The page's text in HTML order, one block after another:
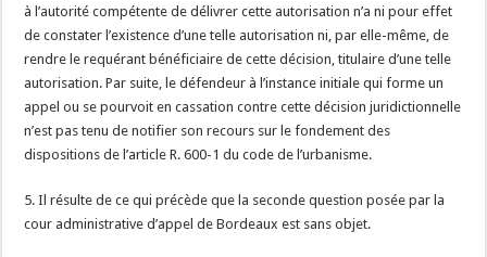
à l’autorité compétente de délivrer cette autorisation n’a ni pour effet
de constater l’existence d’une telle autorisation ni, par elle-même, de
rendre le requérant bénéficiaire de cette décision, titulaire d’une telle
autorisation. Par suite, le défendeur à l’instance initiale qui forme un
appel ou se pourvoit en cassation contre cette décision juridictionnelle
n’est pas tenu de notifier son recours sur le fondement des
dispositions de l’article R. 600-1 du code de l’urbanisme.
5. Il résulte de ce qui précède que la seconde question posée par la
cour administrative d’appel de Bordeaux est sans objet.